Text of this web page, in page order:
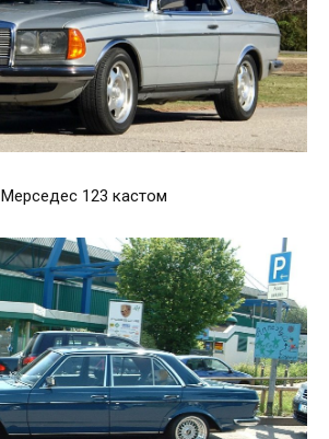
Мерседес 123 кастом